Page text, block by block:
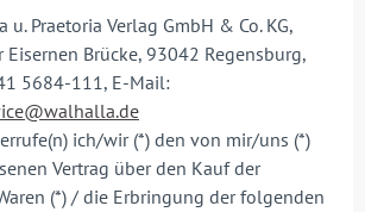
u. Praetoria Verlag GmbH & Co. KG,
Eisernen Brücke, 93042 Regensburg,
5684-111, E-Mail:
ich/wir (*) den von mir/uns (*)
Vertrag über den Kauf der
(*) / die Erbringung der folgenden